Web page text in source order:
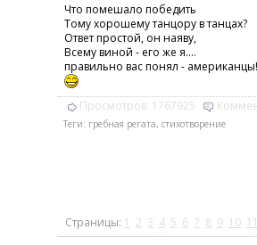
Что помешало победить
Тому хорошему танцору в танцах?
Ответ простой, он наяву,
Всему виной - его же я....
правильно вас понял - американцы!
Просмотров: 1767925
Теги: гребная регата, стихотворение
Страницы: 1 2 3 4 5 6 7 8 9 10 11